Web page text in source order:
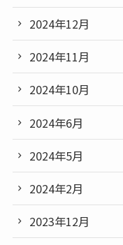
2024年12月
2024年11月
2024年10月
2024年6月
2024年5月
2024年2月
2023年12月